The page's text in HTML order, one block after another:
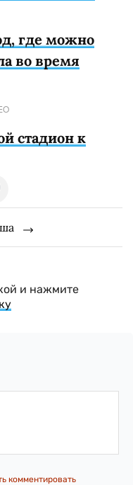
где можно
во время
стадион к
и нажмите
комментировать